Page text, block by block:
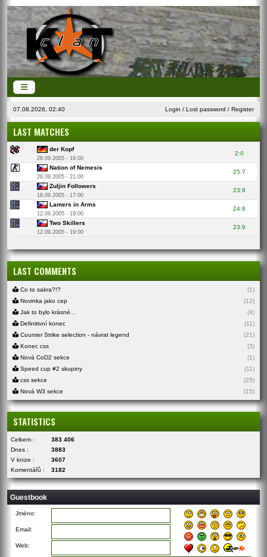
07.08.2026, 02:40 Login / Lost password / Register
LAST MATCHES
der Kopf
28.09.2005 - 18:00
2:0
Nation of Nemesis
26.09.2005 - 21:00
25:7
Zuljin Followers
18.09.2005 - 17:00
23:9
Lamers in Arms
12.09.2005 - 19:00
24:8
Two Skillers
12.09.2005 - 19:00
23:9
LAST COMMENTS
Co to sakra?!?
(1)
Novinka jako cep
(12)
Jak to bylo krásné...
(4)
Definitivní konec
(11)
Counter Strike selection - návrat legend
(21)
Konec css
(3)
Nová CoD2 sekce
(1)
Speed cup #2 skupiny
(11)
css sekce
(25)
Nová W3 sekce
(15)
STATISTICS
Celkem :
383 406
Dnes :
3883
V knize :
3607
Komentářů :
3182
Guestbook
Jméno:
Email:
Web: